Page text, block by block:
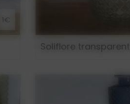
1€
Soliflore transparent